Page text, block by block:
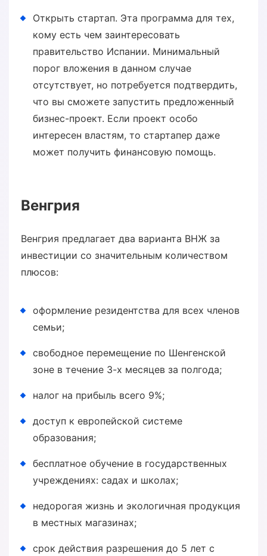
Открыть стартап. Эта программа для тех,
кому есть чем заинтересовать
правительство Испании. Минимальный
порог вложения в данном случае
отсутствует, но потребуется подтвердить,
что вы сможете запустить предложенный
бизнес-проект. Если проект особо
интересен властям, то стартапер даже
может получить финансовую помощь.
Венгрия
Венгрия предлагает два варианта ВНЖ за
инвестиции со значительным количеством
плюсов:
оформление резидентства для всех членов
семьи;
свободное перемещение по Шенгенской
зоне в течение 3-х месяцев за полгода;
налог на прибыль всего 9%;
доступ к европейской системе
образования;
бесплатное обучение в государственных
учреждениях: садах и школах;
недорогая жизнь и экологичная продукция
в местных магазинах;
срок действия разрешения до 5 лет с